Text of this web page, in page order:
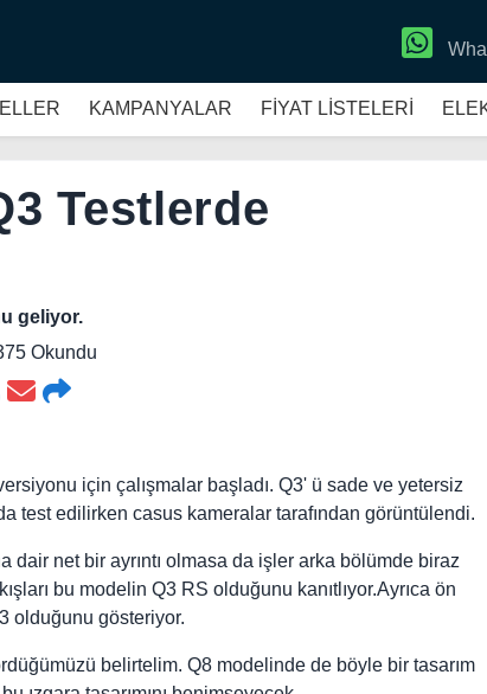
KAMPANYALAR FİYAT LİSTELERİ
Testlerde
geliyor.
Okundu
için çalışmalar başladı. Q3' ü sade ve yetersiz
test edilirken casus kameralar tarafından görüntülendi.
dair net bir ayrıntı olmasa da işler arka bölümde biraz
bu modelin Q3 RS olduğunu kanıtlıyor.Ayrıca ön
olduğunu gösteriyor.
belirtelim. Q8 modelinde de böyle bir tasarım